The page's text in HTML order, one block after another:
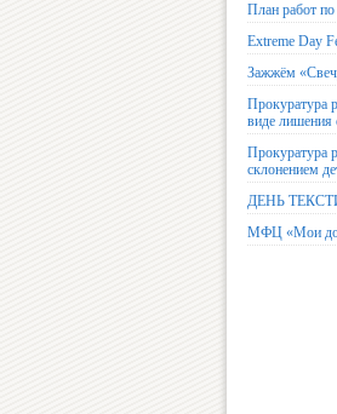
План работ
Extreme Day
Зажжём
Прокуратура
виде лишения
Прокуратура
склонением
ДЕНЬ
МФЦ «Мои